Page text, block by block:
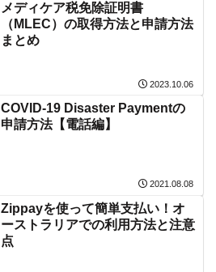
メディケア税免除証明書
（MLEC）の取得方法と申請方法
まとめ
2023.10.06
COVID-19 Disaster Paymentの
申請方法【電話編】
2021.08.08
Zippayを使って簡単支払い！オ
ーストラリアでの利用方法と注意
点